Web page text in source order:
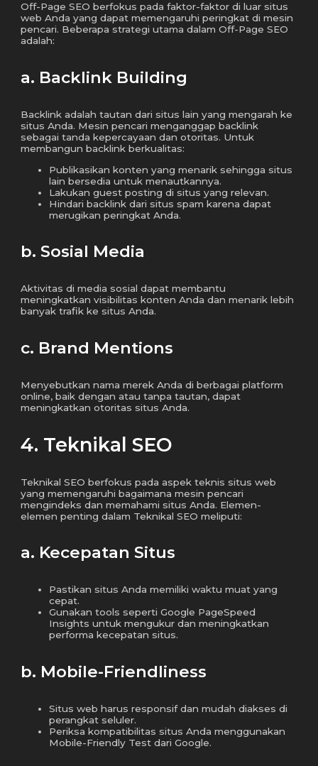
Off-Page SEO berfokus pada faktor-faktor di luar situs
web Anda yang dapat memengaruhi peringkat di mesin
pencari. Beberapa strategi utama dalam Off-Page SEO
adalah:
a. Backlink Building
Backlink adalah tautan dari situs lain yang mengarah ke
situs Anda. Mesin pencari menganggap backlink
sebagai tanda kepercayaan dan otoritas. Untuk
membangun backlink berkualitas:
Publikasikan konten yang menarik sehingga situs
lain bersedia untuk menautkannya.
Lakukan guest posting di situs yang relevan.
Hindari backlink dari situs spam karena dapat
merugikan peringkat Anda.
b. Sosial Media
Aktivitas di media sosial dapat membantu
meningkatkan visibilitas konten Anda dan menarik lebih
banyak trafik ke situs Anda.
c. Brand Mentions
Menyebutkan nama merek Anda di berbagai platform
online, baik dengan atau tanpa tautan, dapat
meningkatkan otoritas situs Anda.
4. Teknikal SEO
Teknikal SEO berfokus pada aspek teknis situs web
yang memengaruhi bagaimana mesin pencari
mengindeks dan memahami situs Anda. Elemen-
elemen penting dalam Teknikal SEO meliputi:
a. Kecepatan Situs
Pastikan situs Anda memiliki waktu muat yang
cepat.
Gunakan tools seperti Google PageSpeed
Insights untuk mengukur dan meningkatkan
performa kecepatan situs.
b. Mobile-Friendliness
Situs web harus responsif dan mudah diakses di
perangkat seluler.
Periksa kompatibilitas situs Anda menggunakan
Mobile-Friendly Test dari Google.